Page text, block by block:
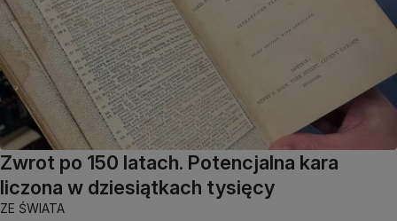
Zwrot po 150 latach. Potencjalna kara
liczona w dziesiątkach tysięcy
ZE ŚWIATA